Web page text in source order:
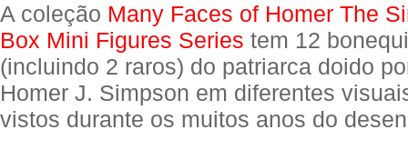
A coleção Many Faces of Homer The
Box Mini Figures Series tem 12
(incluindo 2 raros) do patriarca doido
Homer J. Simpson em diferentes
vistos durante os muitos anos do